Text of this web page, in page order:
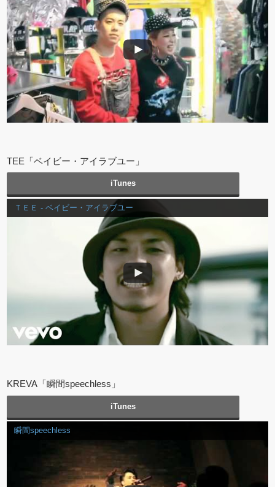
TEE「ベイビー・アイラブユー」
iTunes
ＴＥＥ - ベイビー・アイラブユー
KREVA「瞬間speechless」
iTunes
瞬間speechless